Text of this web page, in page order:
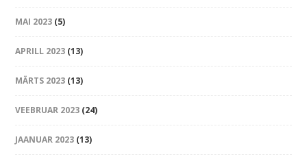
MAI 2023 (5)
APRILL 2023 (13)
MÄRTS 2023 (13)
VEEBRUAR 2023 (24)
JAANUAR 2023 (13)